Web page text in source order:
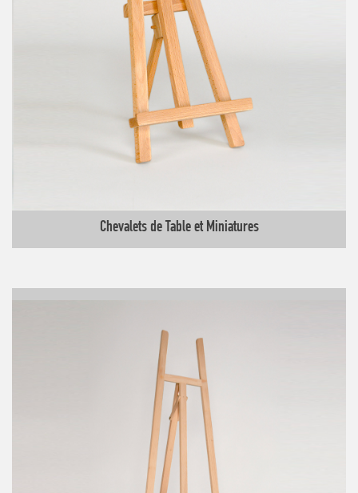
Chevalets de Table et Miniatures